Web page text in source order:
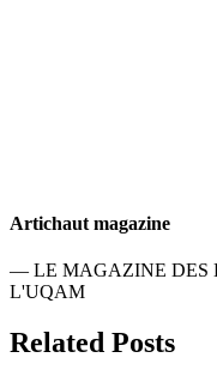
Artichaut magazine
— LE MAGAZINE DES
L'UQAM
Related Posts